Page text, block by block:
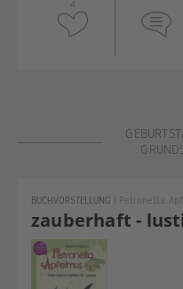
4
Geburtstagsbücher
zauberhaft -
BUCHVORSTELLUNG | Petronella